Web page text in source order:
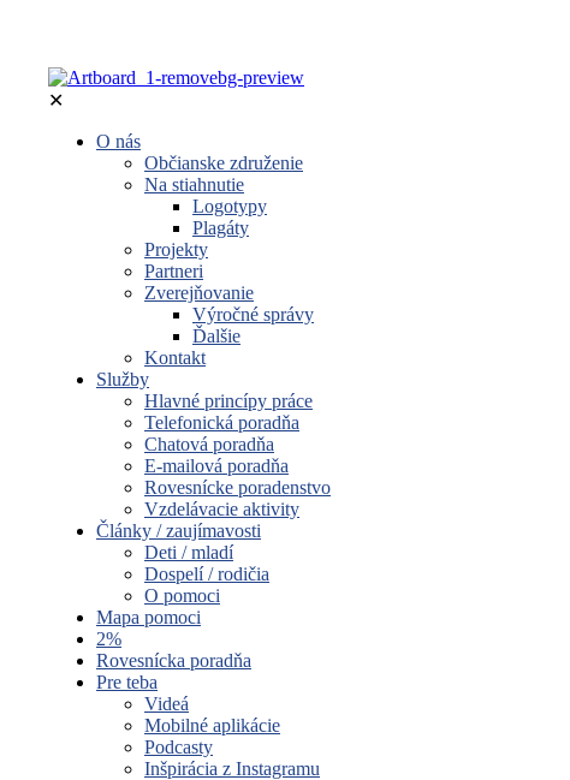
✕
O nás
Občianske združenie
Na stiahnutie
Logotypy
Plagáty
Projekty
Partneri
Zverejňovanie
Výročné správy
Ďalšie
Kontakt
Služby
Hlavné princípy práce
Telefonická poradňa
Chatová poradňa
E-mailová poradňa
Rovesnícke poradenstvo
Vzdelávacie aktivity
Články / zaujímavosti
Deti / mladí
Dospelí / rodičia
O pomoci
Mapa pomoci
2%
Rovesnícka poradňa
Pre teba
Videá
Mobilné aplikácie
Podcasty
Inšpirácia z Instagramu